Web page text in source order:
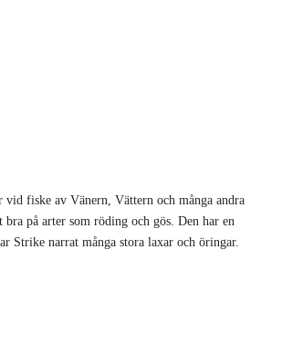
fiske av Vänern, Vättern och många andra
på arter som röding och gös. Den har en
Strike narrat många stora laxar och öringar.